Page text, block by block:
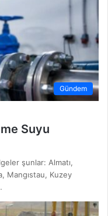
Gündem
Suyu
şunlar: Almatı,
Mangıstau, Kuzey